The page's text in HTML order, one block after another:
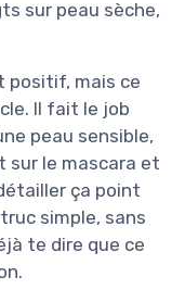
sur peau sèche,
positif, mais ce
Il fait le job
peau sensible,
sur le mascara et
ça point
simple, sans
te dire que ce